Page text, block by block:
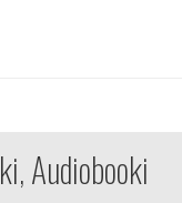
Audiobooki